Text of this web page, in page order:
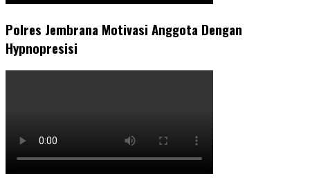
Polres Jembrana Motivasi Anggota Dengan
Hypnopresisi